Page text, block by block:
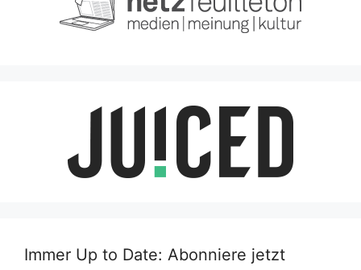
Immer Up to Date: Abonniere jetzt